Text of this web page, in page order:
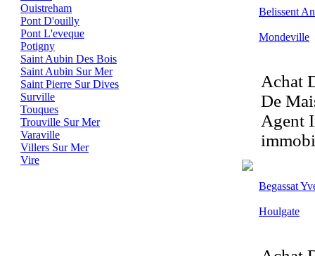
Ouistreham
Pont D'ouilly
Pont L'eveque
Potigny
Saint Aubin Des Bois
Saint Aubin Sur Mer
Saint Pierre Sur Dives
Surville
Touques
Trouville Sur Mer
Varaville
Villers Sur Mer
Vire
Belissent
Mondeville
Achat
De
Agent
Begassat
Houlgate